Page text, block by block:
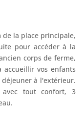
la place principale,
pour accéder à la
corps de ferme,
vos enfants
à l'extérieur.
avec tout confort, 3